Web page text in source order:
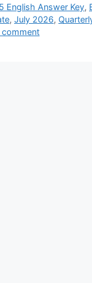
English Answer Key,
, July 2026,
comment